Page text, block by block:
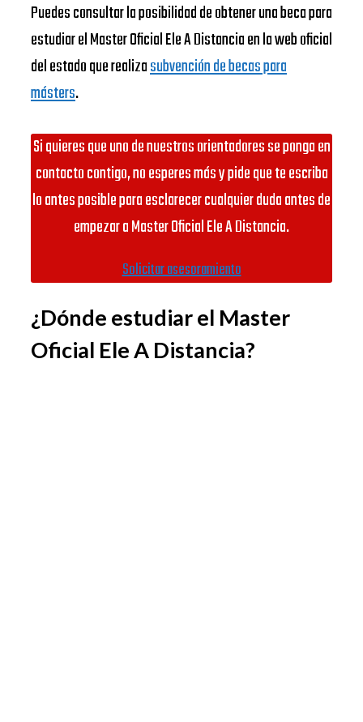
Puedes consultar la posibilidad de obtener una beca para
estudiar el Master Oficial Ele A Distancia en la web oficial
del estado que realizasubvención de becas para
másters.
Si quieres que uno de nuestros orientadores se ponga en
contacto contigo, no esperes más y pide que te escriba
lo antes posible para esclarecer cualquier duda antes de
empezar a Master Oficial Ele A Distancia.
Solicitar asesoramiento
¿Dónde estudiar el Master
Oficial Ele A Distancia?